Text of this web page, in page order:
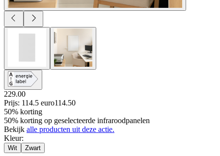
229.00
Prijs: 114.5 euro114.50
50% korting
50% korting op geselecteerde infraroodpanelen
Bekijk alle producten uit deze actie.
Kleur:
Wit Zwart